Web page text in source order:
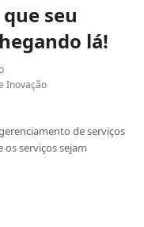
seu
lá!
Inovação
de serviços
serviços sejam